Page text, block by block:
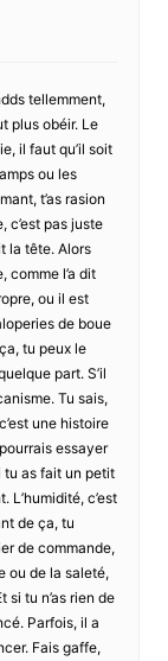
tellemment,
plus obéir. Le
il faut qu’il soit
ou les
t’as rasion
c’est pas juste
la tête. Alors
l’a dit
ou il est
de boue
tu peux le
part. S’il
Tu sais,
une histoire
essayer
tu as fait un petit
c’est
de ça, tu
de commande,
ou de la saleté,
si tu n’as rien de
Parfois, il a
Fais gaffe,